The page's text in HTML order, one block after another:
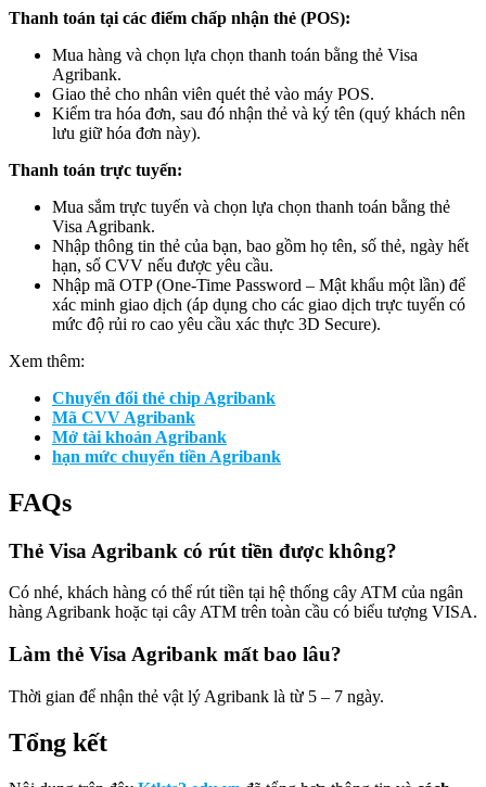
Thanh toán tại các điểm chấp nhận thẻ (POS):
Mua hàng và chọn lựa chọn thanh toán bằng thẻ Visa
Agribank.
Giao thẻ cho nhân viên quét thẻ vào máy POS.
Kiểm tra hóa đơn, sau đó nhận thẻ và ký tên (quý khách nên
lưu giữ hóa đơn này).
Thanh toán trực tuyến:
Mua sắm trực tuyến và chọn lựa chọn thanh toán bằng thẻ
Visa Agribank.
Nhập thông tin thẻ của bạn, bao gồm họ tên, số thẻ, ngày hết
hạn, số CVV nếu được yêu cầu.
Nhập mã OTP (One-Time Password – Mật khẩu một lần) để
xác minh giao dịch (áp dụng cho các giao dịch trực tuyến có
mức độ rủi ro cao yêu cầu xác thực 3D Secure).
Xem thêm:
Chuyển đổi thẻ chip Agribank
Mã CVV Agribank
Mở tài khoản Agribank
hạn mức chuyển tiền Agribank
FAQs
Thẻ Visa Agribank có rút tiền được không?
Có nhé, khách hàng có thể rút tiền tại hệ thống cây ATM của ngân
hàng Agribank hoặc tại cây ATM trên toàn cầu có biểu tượng VISA.
Làm thẻ Visa Agribank mất bao lâu?
Thời gian để nhận thẻ vật lý Agribank là từ 5 – 7 ngày.
Tổng kết